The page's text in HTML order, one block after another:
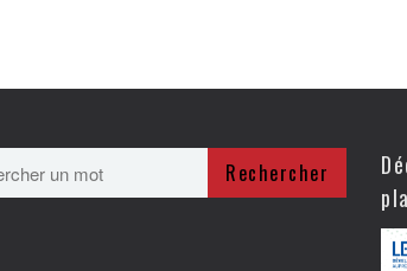
Rechercher